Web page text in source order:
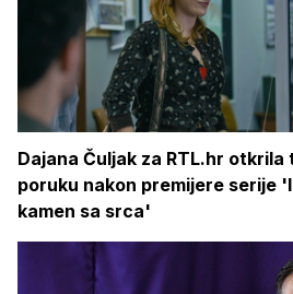
Dajana Čuljak za RTL.hr
poruku nakon premijere serije
kamen sa srca'